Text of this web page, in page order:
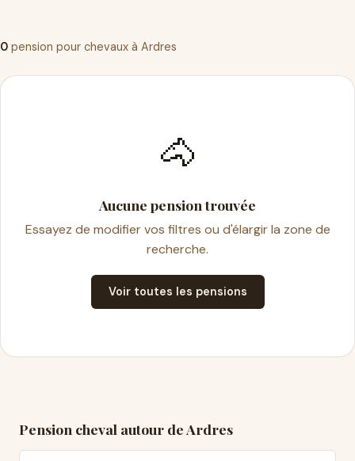
0 pension pour chevaux à Ardres
🐴
Aucune pension trouvée
Essayez de modifier vos filtres ou d'élargir la zone de
recherche.
Voir toutes les pensions
Pension cheval autour de Ardres